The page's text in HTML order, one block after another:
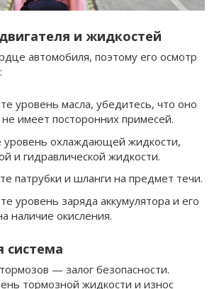
и жидкостей
автомобиля, поэтому его осмотр
уровень масла, убедитесь, что оно
имеет посторонних примесей.
охлаждающей жидкости,
и гидравлической жидкости.
патрубки и шланги на предмет течи.
уровень заряда аккумулятора и его
наличие окисления.
система
— залог безопасности.
тормозной жидкости и износ